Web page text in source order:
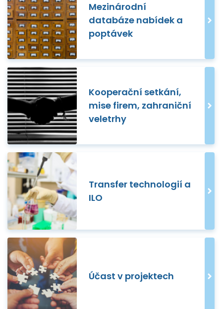
Mezinárodní
databáze nabídek a
poptávek
Kooperační setkání,
mise firem, zahraniční
veletrhy
Transfer technologií a
ILO
Účast v projektech